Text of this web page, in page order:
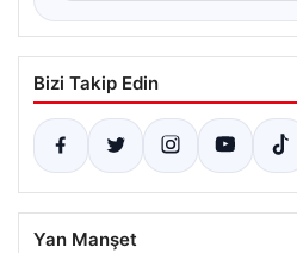
Bizi Takip Edin
Yan Manşet